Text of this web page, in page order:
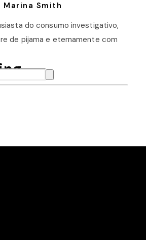
Smith
do consumo investigativo,
de pijama e eternamente com